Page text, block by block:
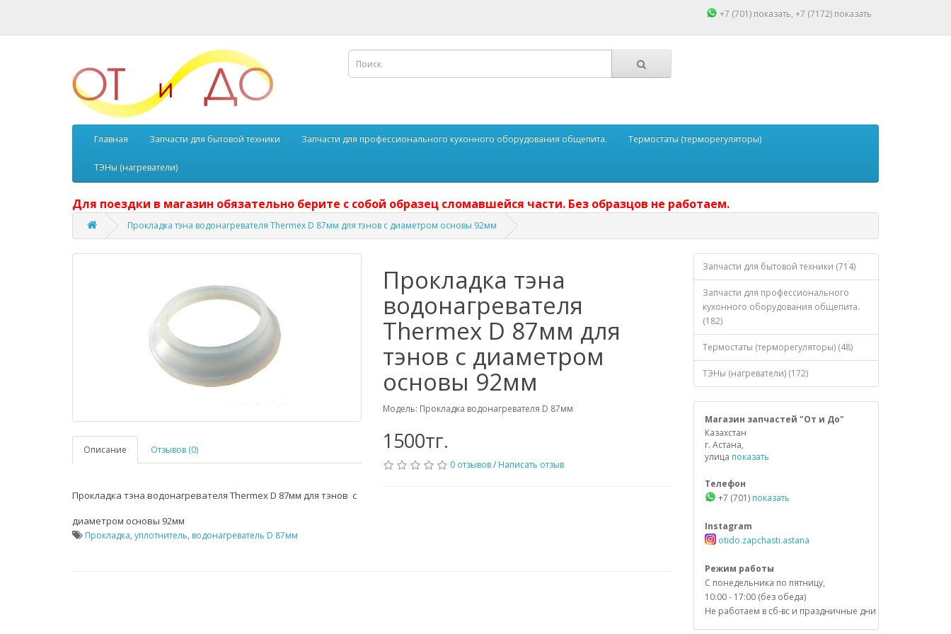
+7 (701) показать, +7 (7172) показать
Главная Запчасти для бытовой техники Запчасти для профессионального кухонного оборудования общепита. Термостаты (терморегуляторы)
ТЭНы (нагреватели)
Для поездки в магазин обязательно берите с собой образец сломавшейся части. Без образцов не работаем.
Прокладка тэна водонагревателя Thermex D 87мм для тэнов с диаметром основы 92мм
Описание Отзывов (0)
Прокладка тэна водонагревателя Thermex D 87мм для тэнов с
диаметром основы 92мм
Прокладка тэна
водонагревателя
Thermex D 87мм для
тэнов с диаметром
основы 92мм
Модель: Прокладка водонагревателя D 87мм
1500тг.
0 отзывов/ Написать отзыв
Прокладка, уплотнитель, водонагреватель D 87мм
Запчасти для бытовой техники (714)
Запчасти для профессионального
кухонного оборудования общепита.
(182)
Термостаты (терморегуляторы) (48)
ТЭНы (нагреватели) (172)
Магазин запчастей "От и До"
Казахстан
г. Астана,
улица показать
Телефон
+7 (701) показать
Instagram
otido.zapchasti.astana
Режим работы
С понедельника по пятницу,
10:00 - 17:00 (без обеда)
Не работаем в сб-вс и праздничные дни